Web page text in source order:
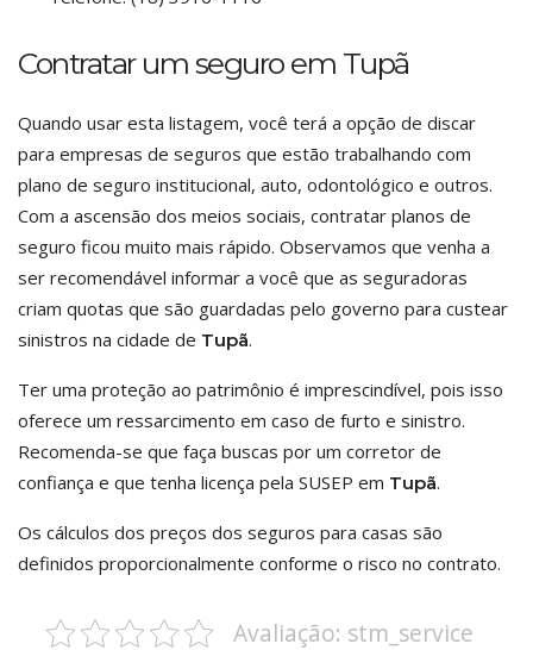
Contratar um seguro em Tupã
Quando usar esta listagem, você terá a opção de discar
para empresas de seguros que estão trabalhando com
plano de seguro institucional, auto, odontológico e outros.
Com a ascensão dos meios sociais, contratar planos de
seguro ficou muito mais rápido. Observamos que venha a
ser recomendável informar a você que as seguradoras
criam quotas que são guardadas pelo governo para custear
sinistros na cidade de Tupã.
Ter uma proteção ao patrimônio é imprescindível, pois isso
oferece um ressarcimento em caso de furto e sinistro.
Recomenda-se que faça buscas por um corretor de
confiança e que tenha licença pela SUSEP em Tupã.
Os cálculos dos preços dos seguros para casas são
definidos proporcionalmente conforme o risco no contrato.
Avaliação: stm_service